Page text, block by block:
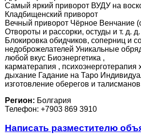
Самый яркий приворот ВУДУ на
Кладбищенский приворот
Вечный приворот Чёрное Венчание
Отвороты и рассорки, остуды и т. д. д.
Блокировка обидчиков, соперниц и
недоброжелателей Уникальные
любой вкус Биоэнергетика ,
карматерапия , психоэнерготерапия
дыхание Гадание на Таро
изготовление оберегов и талисманов
Регион: Болгария
Телефон: +7903 869 3910
Написать разместителю